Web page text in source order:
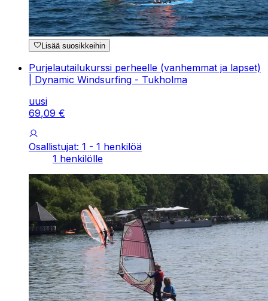
Lisää suosikkeihin
Purjelautailukurssi perheelle (vanhemmat ja lapset)
| Dynamic Windsurfing - Tukholma
uusi
69,09 €
Osallistujat: 1 - 1 henkilöä
1 henkilölle